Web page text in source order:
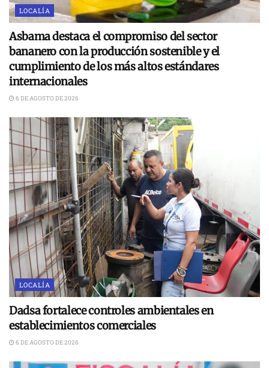
LOCALÍA
Asbama destaca el compromiso del sector
bananero con la producción sostenible y el
cumplimiento de los más altos estándares
internacionales
6 DE AGOSTO DE 2026
LOCALÍA
Dadsa fortalece controles ambientales en
establecimientos comerciales
6 DE AGOSTO DE 2026